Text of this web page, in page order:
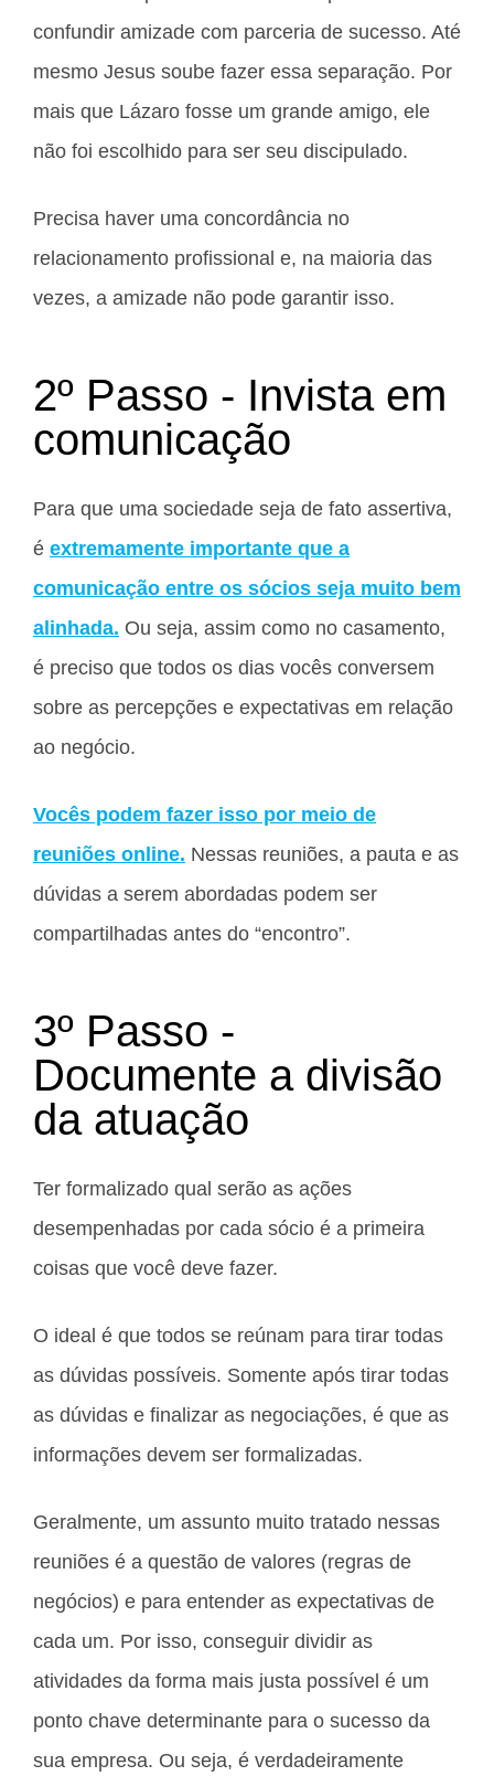
confundir amizade com parceria de sucesso. Até
mesmo Jesus soube fazer essa separação. Por
mais que Lázaro fosse um grande amigo, ele
não foi escolhido para ser seu discipulado.
Precisa haver uma concordância no
relacionamento profissional e, na maioria das
vezes, a amizade não pode garantir isso.
2º Passo - Invista em
comunicação
Para que uma sociedade seja de fato assertiva,
é extremamente importante que a
comunicação entre os sócios seja muito bem
alinhada. Ou seja, assim como no casamento,
é preciso que todos os dias vocês conversem
sobre as percepções e expectativas em relação
ao negócio.
Vocês podem fazer isso por meio de
reuniões online. Nessas reuniões, a pauta e as
dúvidas a serem abordadas podem ser
compartilhadas antes do “encontro”.
3º Passo -
Documente a divisão
da atuação
Ter formalizado qual serão as ações
desempenhadas por cada sócio é a primeira
coisas que você deve fazer.
O ideal é que todos se reúnam para tirar todas
as dúvidas possíveis. Somente após tirar todas
as dúvidas e finalizar as negociações, é que as
informações devem ser formalizadas.
Geralmente, um assunto muito tratado nessas
reuniões é a questão de valores (regras de
negócios) e para entender as expectativas de
cada um. Por isso, conseguir dividir as
atividades da forma mais justa possível é um
ponto chave determinante para o sucesso da
sua empresa. Ou seja, é verdadeiramente